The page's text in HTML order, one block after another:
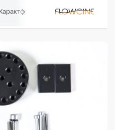
Відгуки